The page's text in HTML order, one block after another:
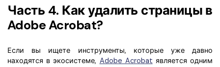
Часть 4. Как удалить страницы в
Adobe Acrobat?
Если вы ищете инструменты, которые уже давно
находятся в экосистеме, Adobe Acrobat является одним